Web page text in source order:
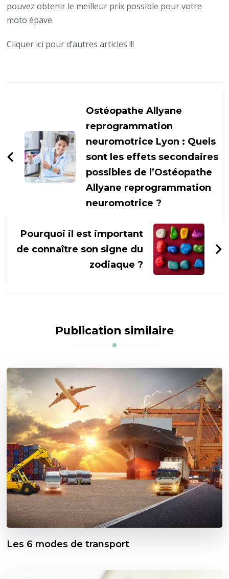
pouvez obtenir le meilleur prix possible pour votre
moto épave.
Cliquer ici pour d’autres articles !!!
Ostéopathe Allyane
reprogrammation
neuromotrice Lyon : Quels
sont les effets secondaires
possibles de l’Ostéopathe
Allyane reprogrammation
neuromotrice ?
Pourquoi il est important
de connaître son signe du
zodiaque ?
Publication similaire
Les 6 modes de transport